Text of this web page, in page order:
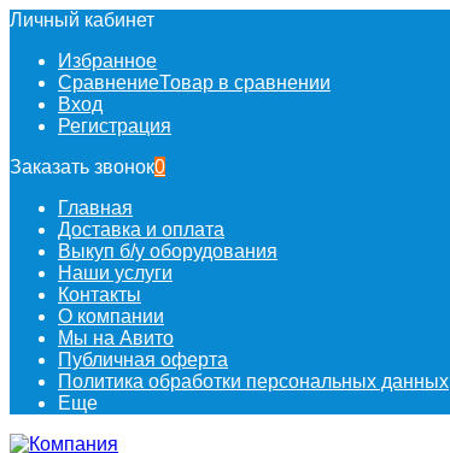
Личный кабинет
Избранное
СравнениеТовар в сравнении
Вход
Регистрация
Заказать звонок0
Главная
Доставка и оплата
Выкуп б/у оборудования
Наши услуги
Контакты
О компании
Мы на Авито
Публичная оферта
Политика обработки персональных данных
Еще